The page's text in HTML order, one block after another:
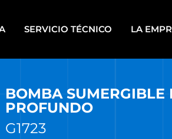
DE PIE
ELÉCTRICAS
SERVICIO TÉCNICO LA
BOMBA SUMERGIBLE
PROFUNDO
G1723